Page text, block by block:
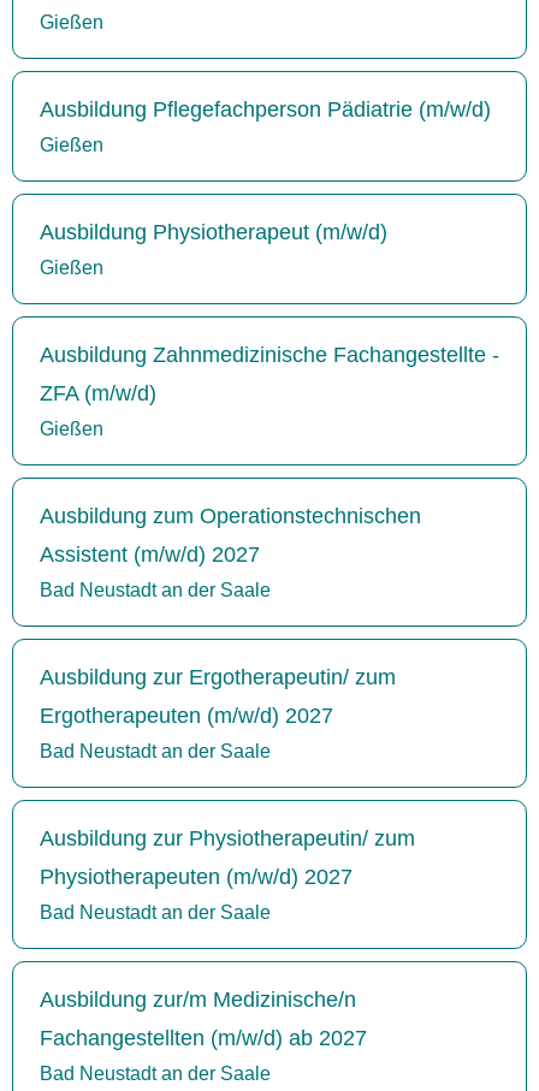
Gießen
Ausbildung Pflegefachperson Pädiatrie (m/w/d)
Gießen
Ausbildung Physiotherapeut (m/w/d)
Gießen
Ausbildung Zahnmedizinische Fachangestellte -
ZFA (m/w/d)
Gießen
Ausbildung zum Operationstechnischen
Assistent (m/w/d) 2027
Bad Neustadt an der Saale
Ausbildung zur Ergotherapeutin/ zum
Ergotherapeuten (m/w/d) 2027
Bad Neustadt an der Saale
Ausbildung zur Physiotherapeutin/ zum
Physiotherapeuten (m/w/d) 2027
Bad Neustadt an der Saale
Ausbildung zur/m Medizinische/n
Fachangestellten (m/w/d) ab 2027
Bad Neustadt an der Saale